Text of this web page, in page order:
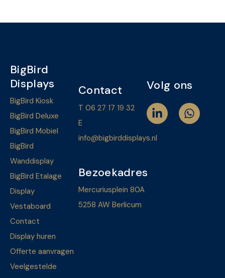
BigBird
Displays
BigBird Kiosk
BigBird Deluxe
BigBird Mobiel
BigBird
Wanddisplay
BigBird Etalage
Display
Vestaboard
Contact
Display huren
Offerte aanvragen
Veelgestelde
Contact
T 06 27 17 19 32
E
info@bigbirddisplays.nl
Bezoekadres
Mercuriusplein 80A
5258 AW Berlicum
Volg ons